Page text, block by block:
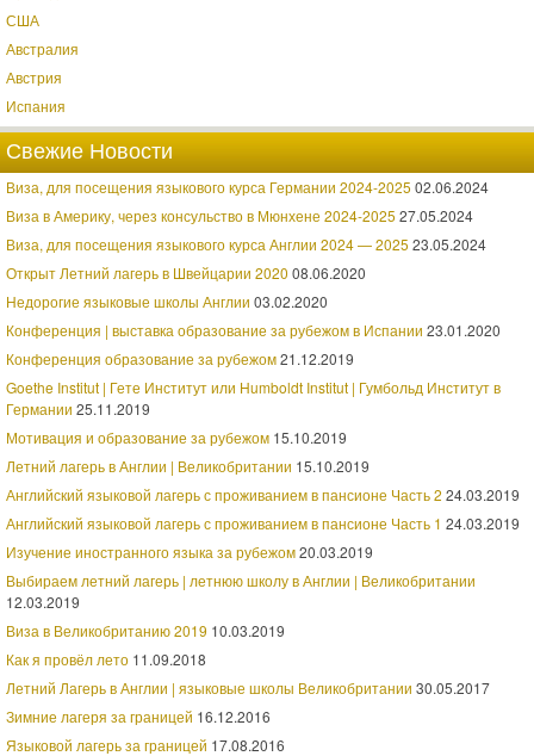
США
Австралия
Австрия
Испания
Свежие Новости
Виза, для посещения языкового курса Германии 2024-2025 02.06.2024
Виза в Америку, через консульство в Мюнхене 2024-2025 27.05.2024
Виза, для посещения языкового курса Англии 2024 — 2025 23.05.2024
Открыт Летний лагерь в Швейцарии 2020 08.06.2020
Недорогие языковые школы Англии 03.02.2020
Конференция | выставка образование за рубежом в Испании 23.01.2020
Конференция образование за рубежом21.12.2019
Goethe Institut | Гете Институт или Humboldt Institut | Гумбольд Институт в
Германии 25.11.2019
Мотивация и образование за рубежом 15.10.2019
Летний лагерь в Англии | Великобритании 15.10.2019
Английский языковой лагерь с проживанием в пансионе Часть 2 24.03.2019
Английский языковой лагерь с проживанием в пансионе Часть 1 24.03.2019
Изучение иностранного языка за рубежом20.03.2019
Выбираем летний лагерь | летнюю школу в Англии | Великобритании
12.03.2019
Виза в Великобританию 2019 10.03.2019
Как я провёл лето 11.09.2018
Летний Лагерь в Англии | языковые школы Великобритании 30.05.2017
Зимние лагеря за границей 16.12.2016
Языковой лагерь за границей 17.08.2016